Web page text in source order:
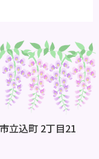
立込町 2丁目21